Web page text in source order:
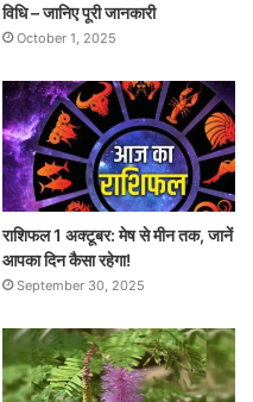
विधि – जानिए पूरी जानकारी
October 1, 2025
राशिफल 1 अक्टूबर: मेष से मीन तक, जानें
आपका दिन कैसा रहेगा!
September 30, 2025